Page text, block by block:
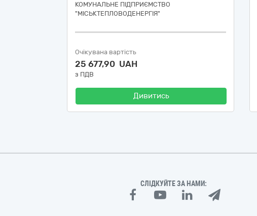
КОМУНАЛЬНЕ ПІДПРИЄМСТВО
"МІСЬКТЕПЛОВОДЕНЕРГІЯ"
Очікувана вартість
25 677,90 UAH
з ПДВ
Дивитись
СЛІДКУЙТЕ ЗА НАМИ: